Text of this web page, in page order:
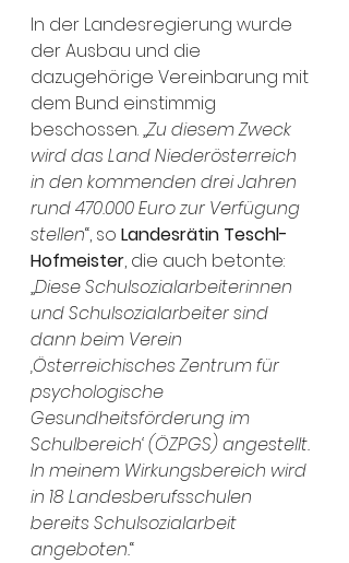
In der Landesregierung wurde
der Ausbau und die
dazugehörige Vereinbarung mit
dem Bund einstimmig
beschossen. „Zu diesem Zweck
wird das Land Niederösterreich
in den kommenden drei Jahren
rund 470.000 Euro zur Verfügung
stellen“, so Landesrätin Teschl-
Hofmeister, die auch betonte:
„Diese Schulsozialarbeiterinnen
und Schulsozialarbeiter sind
dann beim Verein
‚Österreichisches Zentrum für
psychologische
Gesundheitsförderung im
Schulbereich‘ (ÖZPGS) angestellt.
In meinem Wirkungsbereich wird
in 18 Landesberufsschulen
bereits Schulsozialarbeit
angeboten.“